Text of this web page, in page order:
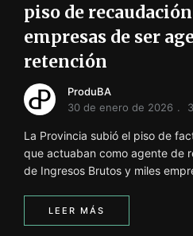
piso de
empresas de ser
retención
ProduBA
30 de enero de 2026
La Provincia subió el piso de
que actuaban como agente de
de Ingresos Brutos y miles
LEER MÁS